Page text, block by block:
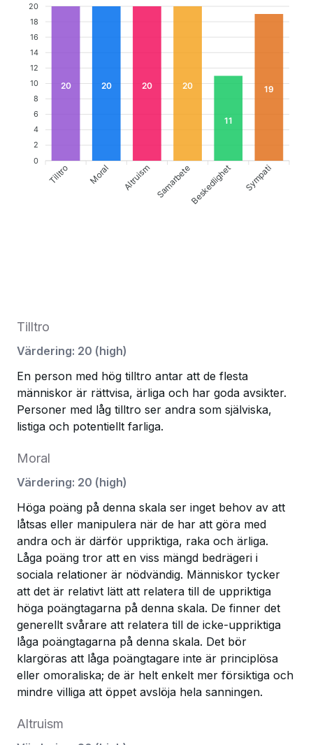
20
18
16
14
12
10
8
6
4
2
0
20 20 20 20
11
19
Tilltro Moral Altruism SamarbeteBeskedlighet Sympati
Tilltro
Värdering: 20 (high)
En person med hög tilltro antar att de flesta
människor är rättvisa, ärliga och har goda avsikter.
Personer med låg tilltro ser andra som själviska,
listiga och potentiellt farliga.
Moral
Värdering: 20 (high)
Höga poäng på denna skala ser inget behov av att
låtsas eller manipulera när de har att göra med
andra och är därför uppriktiga, raka och ärliga.
Låga poäng tror att en viss mängd bedrägeri i
sociala relationer är nödvändig. Människor tycker
att det är relativt lätt att relatera till de uppriktiga
höga poängtagarna på denna skala. De finner det
generellt svårare att relatera till de icke-uppriktiga
låga poängtagarna på denna skala. Det bör
klargöras att låga poängtagare inte är principlösa
eller omoraliska; de är helt enkelt mer försiktiga och
mindre villiga att öppet avslöja hela sanningen.
Altruism